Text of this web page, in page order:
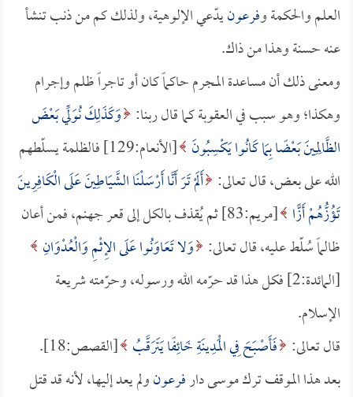
العلم والحكمة وفرعونيدّعي الإلوهية، ولذلك كم من ذنب تنشأ
عنه حسنة وهذا من ذاك.
ومعنى ذلك أن مساعدة المجرم حاكماً كان أو تاجراً ظلم وإجرام
وهكذا؛ وهو سبب في العقوبة كما قال ربنا: وَكَذَلِكَ نُوَلِّي بَعْضَ
الظَّالِمِينَ بَعْضًا بِمَا كَانُوا يَكْسِبُونَ
[الأنعام:129] فالظلمة يسلّطهم
الله على بعض، قال تعالى: أَلَمْ تَرَ أَنَّا أَرْسَلْنَا الشَّيَاطِينَ عَلَى الْكَافِرِينَ
تَؤُزُّهُمْ أَزًّا
[مريم:83] ثم يُقذف بالكل إلى قعر جهنم، فمن أعان
ظالماً سُلّط عليه، قال تعالى: وَلا تَعَاوَنُوا عَلَى الإِثْمِ وَالْعُدْوَانِ
[المائدة:2] فكل هذا قد حرّمه الله ورسوله، وحرّمته شريعة
الإسلام.
قال تعالى: فَأَصْبَحَ فِي الْمَدِينَةِ خَائِفًا يَتَرَقَّبُ [القصص:18].
بعد هذا الموقف ترك موسى دارفرعونولم يعد إليها، لأنه قد قتل